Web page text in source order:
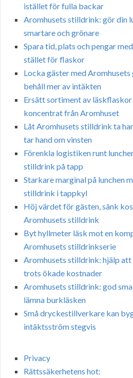
istället för fulla backar
Aromhusets stilldrink: gör din
smartare och grönare
Spara tid, plats och pengar
stället för flaskor
Locka gäster med
behåll mer av intäkten
Ersätt sortiment av
koncentrat från Aromhuset
Låt Aromhusets stilldrink ta
tar hand om vinsten
Förenkla logistiken runt
stilldrink på tapp
Starkare marginal på lunchen
stilldrink i tappkyl
Höj värdet för gästen, sänk
Aromhusets stilldrink
Byt hyllmeter läsk mot en
Aromhusets stilldrinkserie
Aromhusets stilldrink: hjälp
trots ökade kostnader
Aromhusets stilldrink: god
lämna burkläsken
Små dryckestillverkare kan
intäktsström stegvis
Privacy
Rättssäkerhetens hot: